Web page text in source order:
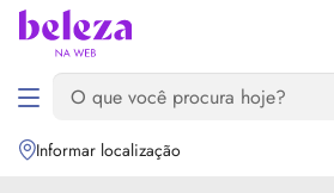
Informar localização